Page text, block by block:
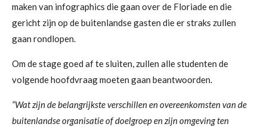
maken van infographics die gaan over de Floriade en die
gericht zijn op de buitenlandse gasten die er straks zullen
gaan rondlopen.
Om de stage goed af te sluiten, zullen alle studenten de
volgende hoofdvraag moeten gaan beantwoorden.
“Wat zijn de belangrijkste verschillen en overeenkomsten van de
buitenlandse organisatie of doelgroep en zijn omgeving ten